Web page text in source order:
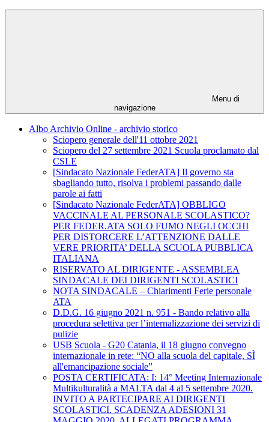
Menu di
navigazione
Albo Archivio Online - archivio storico
Sciopero generale dell'11 ottobre 2021
Sciopero del 27 settembre 2021 Scuola proclamato dal
CSLE
[Sindacato Nazionale FederATA] Il governo sta
sbagliando tutto, risolva i problemi passando dalle
parole ai fatti
[Sindacato Nazionale FederATA] OBBLIGO
VACCINALE AL PERSONALE SCOLASTICO?
PER FEDER.ATA SOLO FUMO NEGLI OCCHI
PER DISTORCERE L’ATTENZIONE DALLE
VERE PRIORITA’ DELLA SCUOLA PUBBLICA
ITALIANA
RISERVATO AL DIRIGENTE - ASSEMBLEA
SINDACALE DEI DIRIGENTI SCOLASTICI
NOTA SINDACALE – Chiarimenti Ferie personale
ATA
D.D.G. 16 giugno 2021 n. 951 - Bando relativo alla
procedura selettiva per l’internalizzazione dei servizi di
pulizie
USB Scuola - G20 Catania, il 18 giugno convegno
internazionale in rete: “NO alla scuola del capitale, SÌ
all'emancipazione sociale”
POSTA CERTIFICATA: I: 14° Meeting Internazionale
Multikulturalità a MALTA dal 4 al 5 settembre 2020.
INVITO A PARTECIPARE AI DIRIGENTI
SCOLASTICI. SCADENZA ADESIONI 31